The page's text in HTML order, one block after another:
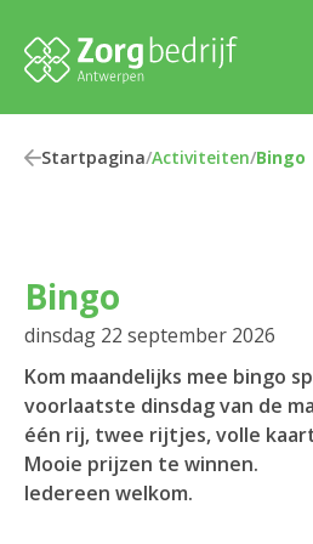
Startpagina/Activiteiten/Bingo
Bingo
dinsdag 22 september 2026
Kom maandelijks mee bingo
voorlaatste dinsdag van de
één rij, twee rijtjes, volle kaart
Mooie prijzen te winnen.
Iedereen welkom.